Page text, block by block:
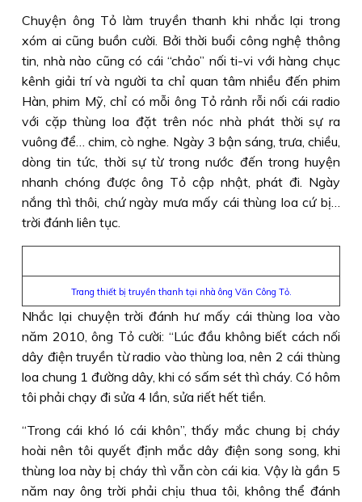
Chuyện ông Tỏ làm truyền thanh khi nhắc lại trong
xóm ai cũng buồn cười. Bởi thời buổi công nghệ thông
tin, nhà nào cũng có cái “chảo” nối ti-vi với hàng chục
kênh giải trí và người ta chỉ quan tâm nhiều đến phim
Hàn, phim Mỹ, chỉ có mỗi ông Tỏ rảnh rỗi nối cái radio
với cặp thùng loa đặt trên nóc nhà phát thời sự ra
vuông để… chim, cò nghe. Ngày 3 bận sáng, trưa, chiều,
dòng tin tức, thời sự từ trong nước đến trong huyện
nhanh chóng được ông Tỏ cập nhật, phát đi. Ngày
nắng thì thôi, chứ ngày mưa mấy cái thùng loa cứ bị…
trời đánh liên tục.
Trang thiết bị truyền thanh tại nhà ông Văn Công Tỏ.
Nhắc lại chuyện trời đánh hư mấy cái thùng loa vào
năm 2010, ông Tỏ cười: “Lúc đầu không biết cách nối
dây điện truyền từ radio vào thùng loa, nên 2 cái thùng
loa chung 1 đường dây, khi có sấm sét thì cháy. Có hôm
tôi phải chạy đi sửa 4 lần, sửa riết hết tiền.
“Trong cái khó ló cái khôn”, thấy mắc chung bị cháy
hoài nên tôi quyết định mắc dây điện song song, khi
thùng loa này bị cháy thì vẫn còn cái kia. Vậy là gần 5
năm nay ông trời phải chịu thua tôi, không thể đánh